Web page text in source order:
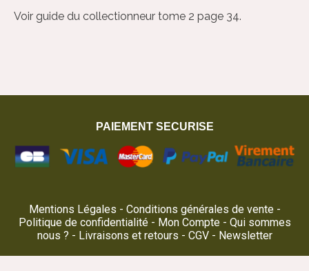
Voir guide du collectionneur tome 2 page 34.
PAIEMENT SECURISE
Mentions Légales
Conditions générales de vente
Politique de confidentialité
Mon Compte
Qui sommes
nous ?
Livraisons et retours CGV Newsletter